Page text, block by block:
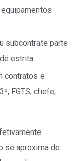
subcontrate parte
estrita.
contratos e
FGTS, chefe,
se aproxima de